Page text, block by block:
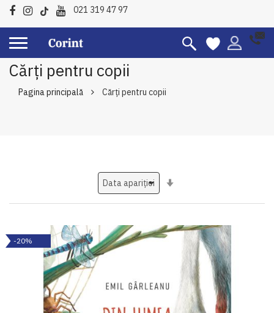
021 319 47 97
Cărți pentru copii
Pagina principală Cărți pentru copii
-20%